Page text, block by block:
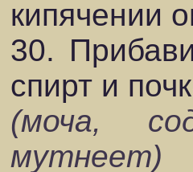
кипячении
30.
спирт и
(моча,
мутнеет)